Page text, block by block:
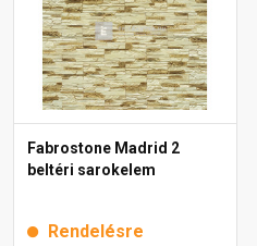
Fabrostone Madrid 2
beltéri sarokelem
Rendelésre